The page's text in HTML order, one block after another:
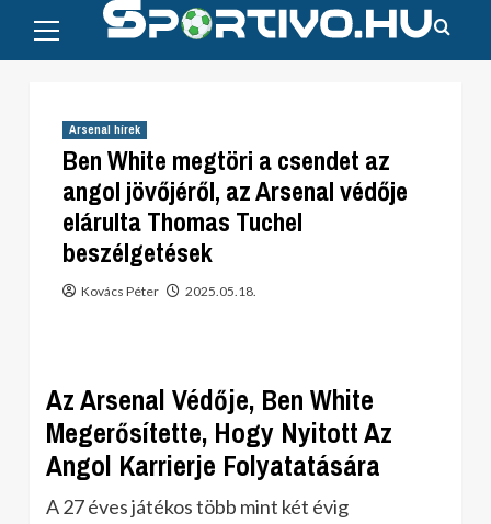
content
Menu
Arsenal hírek
Ben White megtöri a csendet az
angol jövőjéről, az Arsenal védője
elárulta Thomas Tuchel
beszélgetések
Kovács Péter 2025.05.18.
Az Arsenal Védője, Ben White
Megerősítette, Hogy Nyitott Az
Angol Karrierje Folyatatására
A 27 éves játékos több mint két évig